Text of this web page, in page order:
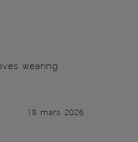
wearing
18 mars 2026